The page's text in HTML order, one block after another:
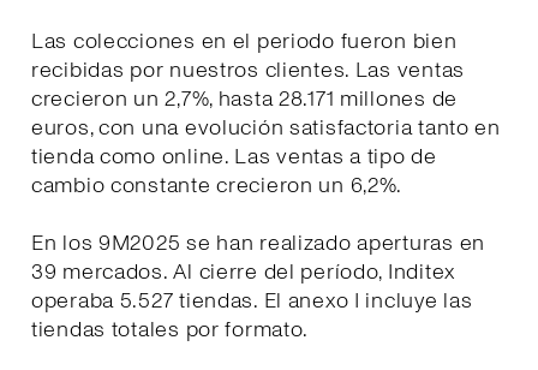
Las colecciones en el periodo fueron bien
recibidas por nuestros clientes. Las ventas
crecieron un 2,7%, hasta 28.171 millones de
euros, con una evolución satisfactoria tanto en
tienda como online. Las ventas a tipo de
cambio constante crecieron un 6,2%.
En los 9M2025 se han realizado aperturas en
39 mercados. Al cierre del período, Inditex
operaba 5.527 tiendas. El anexo I incluye las
tiendas totales por formato.